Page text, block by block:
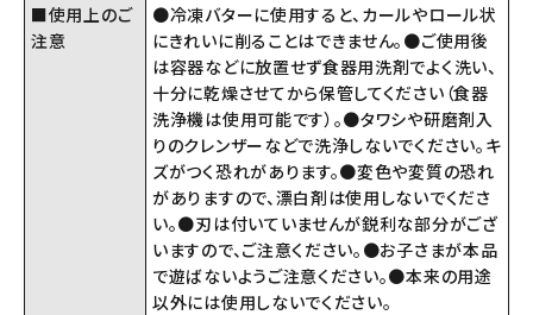
■使用上のご
注意
●冷凍バターに使用すると、カールやロール状
にきれいに削ることはできません。●ご使用後
は容器などに放置せず食器用洗剤でよく洗い、
十分に乾燥させてから保管してください（食器
洗浄機は使用可能です）。●タワシや研磨剤入
りのクレンザーなどで洗浄しないでください。キ
ズがつく恐れがあります。●変色や変質の恐れ
がありますので、漂白剤は使用しないでくださ
い。●刃は付いていませんが鋭利な部分がござ
いますので、ご注意ください。●お子さまが本品
で遊ばないようご注意ください。●本来の用途
以外には使用しないでください。